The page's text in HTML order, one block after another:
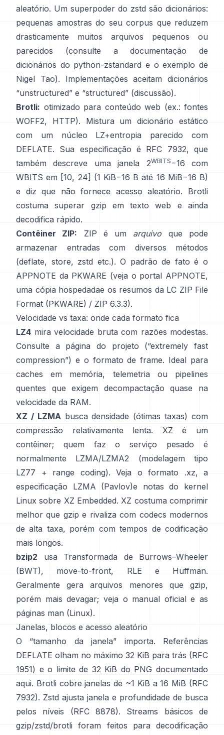
aleatório. Um superpoder do zstd são dicionários:
pequenas amostras do seu corpus que reduzem
drasticamente muitos arquivos pequenos ou
parecidos (consulte
a documentação de
dicionários do python-zstandard e o exemplo de
Nigel Tao). Implementações aceitam dicionários
“unstructured” e “structured” (discussão).
Brotli: otimizado para conteúdo web (ex.: fontes
WOFF2, HTTP). Mistura um dicionário estático
com um núcleo LZ+entropia parecido com
DEFLATE. Sua especificação é RFC 7932, que
também descreve uma janela 2WBITS −16 com
WBITS em [10, 24] (1 KiB−16 B até 16 MiB−16 B)
e diz que
não fornece acesso aleatório. Brotli
costuma superar gzip em texto web e ainda
decodifica rápido.
Contêiner ZIP: ZIP é um arquivo que pode
armazenar entradas com diversos métodos
(deflate, store, zstd etc.). O padrão de fato é o
APPNOTE da PKWARE (veja o portal APPNOTE,
uma cópia hospedadae os resumos da LC ZIP File
Format (PKWARE) / ZIP 6.3.3).
Velocidade vs taxa: onde cada formato fica
LZ4 mira velocidade bruta com razões modestas.
Consulte a
página do projeto
(“extremely fast
compression”) e o formato de frame. Ideal para
caches em memória, telemetria ou pipelines
quentes que exigem decompactação quase na
velocidade da RAM.
XZ / LZMAbusca densidade (ótimas taxas) com
compressão relativamente lenta. XZ é um
contêiner; quem faz o serviço pesado é
normalmente LZMA/LZMA2 (modelagem tipo
LZ77 + range coding). Veja o formato .xz, a
especificação LZMA (Pavlov)e notas do kernel
Linux sobre XZ Embedded. XZ costuma comprimir
melhor que gzip e rivaliza com codecs modernos
de alta taxa, porém com tempos de codificação
mais longos.
bzip2 usa
Transformada de Burrows–Wheeler
(BWT), move-to-front, RLE e Huffman.
Geralmente gera arquivos menores que gzip,
porém mais devagar; veja o manual oficial e as
páginas man (Linux).
Janelas, blocos e acesso aleatório
O “tamanho da janela” importa. Referências
DEFLATE olham no máximo 32 KiB para trás (RFC
1951) e o limite de 32 KiB do PNG documentado
aqui. Brotli cobre janelas de ~1 KiB a 16 MiB (RFC
7932). Zstd ajusta janela e profundidade de busca
pelos níveis
(RFC 8878). Streams básicos de
gzip/zstd/brotli foram feitos para decodificação